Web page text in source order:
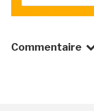
Commentaire